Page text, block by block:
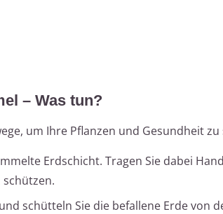
– Was tun?
um Ihre Pflanzen und Gesundheit zu
Erdschicht. Tragen Sie dabei
schütteln Sie die befallene Erde von